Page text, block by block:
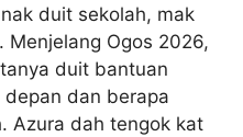
duit sekolah, mak
Menjelang Ogos 2026,
duit bantuan
dan berapa
Azura dah tengok kat